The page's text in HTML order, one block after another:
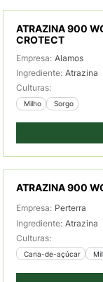
ATRAZINA 900
CROTECT
Empresa: Alamos
Ingrediente: Atrazina
Culturas:
Milho Sorgo
ATRAZINA 900
Empresa: Perterra
Ingrediente: Atrazina
Culturas:
Cana-de-açúcar